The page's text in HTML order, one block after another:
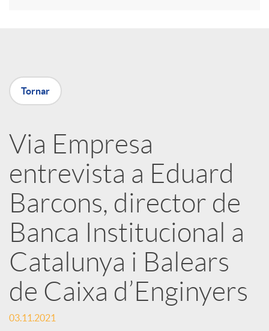
X
r
x
e
s
S
Tornar
Via Empresa
entrevista a Eduard
Barcons, director de
Banca Institucional a
Catalunya i Balears
de Caixa d’Enginyers
03.11.2021